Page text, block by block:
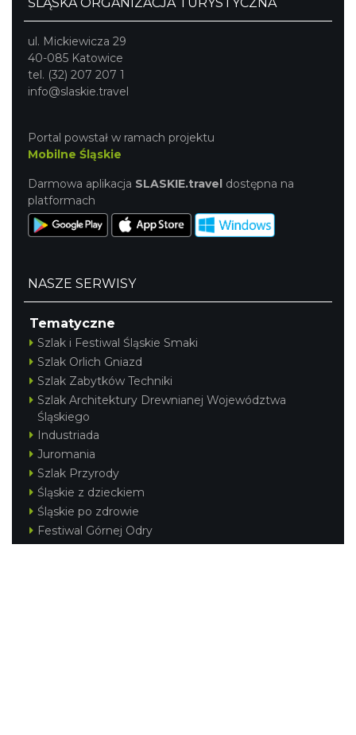
ŚLĄSKA ORGANIZACJA TURYSTYCZNA
ul. Mickiewicza 29
40-085 Katowice
tel. (32) 207 207 1
info@slaskie.travel
Portal powstał w ramach projektu
Mobilne Śląskie
Darmowa aplikacja SLASKIE.travel dostępna na
platformach
NASZE SERWISY
Tematyczne
Szlak i Festiwal Śląskie Smaki
Szlak Orlich Gniazd
Szlak Zabytków Techniki
Szlak Architektury Drewnianej Województwa
Śląskiego
Industriada
Juromania
Szlak Przyrody
Śląskie z dzieckiem
Śląskie po zdrowie
Festiwal Górnej Odry